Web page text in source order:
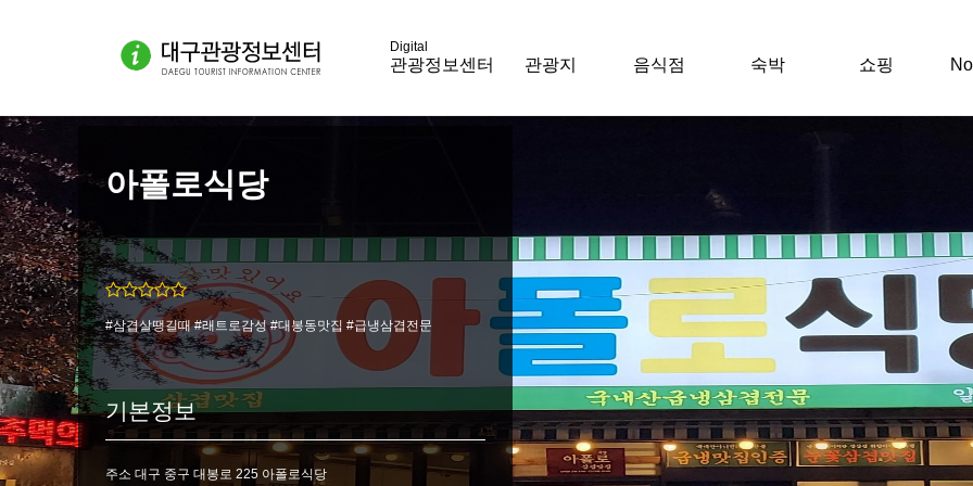
관광정보센터 관광지 음식점 숙박 쇼핑
아폴로식당
#삼겹살땡길때 #래트로감성 #대봉동맛집 #급냉삼겹전문
기본정보
주소 대구 중구 대봉로 225 아폴로식당